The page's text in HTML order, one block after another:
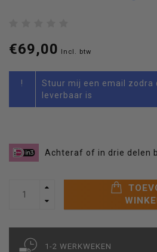
€69,00 Incl. btw
!
Stuur mij een email zodra
leverbaar is
Achteraf of in drie delen
1-2 WERKWEKEN